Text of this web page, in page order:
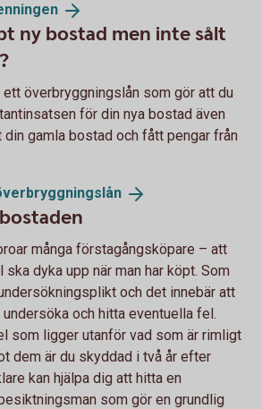
ny bostad men inte sålt
ett överbryggningslån som gör att du
för din nya bostad även
gamla bostad och fått pengar från
många förstagångsköpare – att
dyka upp när man har köpt. Som
och det innebär att
och hitta eventuella fel.
som ligger utanför vad som är rimligt
dem är du skyddad i två år efter
kan hjälpa dig att hitta en
som gör en grundlig